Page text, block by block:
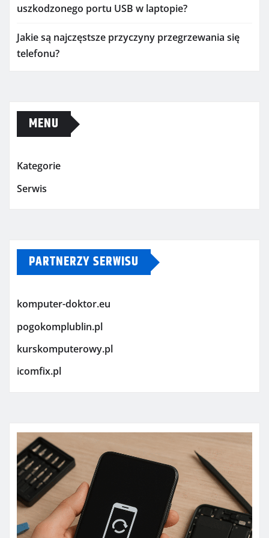
uszkodzonego portu USB w laptopie?
Jakie są najczęstsze przyczyny przegrzewania się
telefonu?
MENU
Kategorie
Serwis
PARTNERZY SERWISU
komputer-doktor.eu
pogokomplublin.pl
kurskomputerowy.pl
icomfix.pl